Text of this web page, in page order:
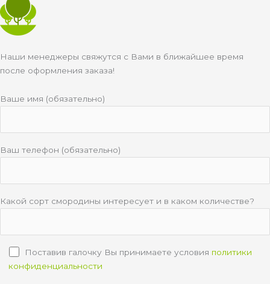
Наши менеджеры свяжутся с Вами в ближайшее время
после оформления заказа!
Ваше имя (обязательно)
Ваш телефон (обязательно)
Какой сорт смородины интересует и в каком количестве?
Поставив галочку Вы принимаете условия политики
конфиденциальности